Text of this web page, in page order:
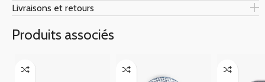
Livraisons et retours
Produits associés